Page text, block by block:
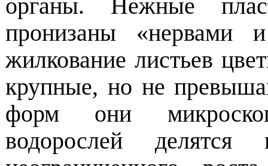
органы. Нежные
пронизаны «нервами
жилкование листьев
крупные, но не
форм они
водорослей